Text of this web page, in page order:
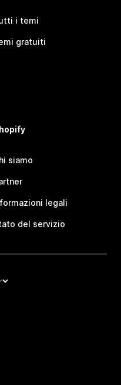
i temi
gratuiti
siamo
legali
del servizio